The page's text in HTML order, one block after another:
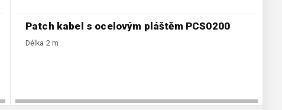
Patch kabel s ocelovým pláštěm PCS0200
Délka 2 m